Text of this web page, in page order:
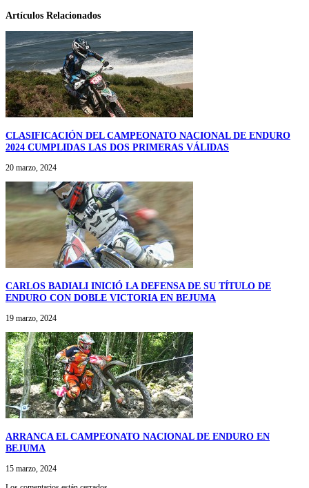
Artículos Relacionados
CLASIFICACIÓN DEL CAMPEONATO NACIONAL DE ENDURO
2024 CUMPLIDAS LAS DOS PRIMERAS VÁLIDAS
20 marzo, 2024
CARLOS BADIALI INICIÓ LA DEFENSA DE SU TÍTULO DE
ENDURO CON DOBLE VICTORIA EN BEJUMA
19 marzo, 2024
ARRANCA EL CAMPEONATO NACIONAL DE ENDURO EN
BEJUMA
15 marzo, 2024